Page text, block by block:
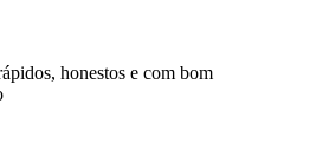
honestos e com bom